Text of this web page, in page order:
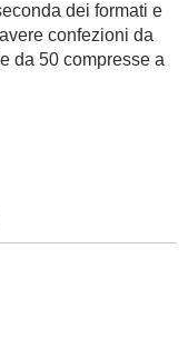
dei formati e
confezioni da
da 50 compresse a